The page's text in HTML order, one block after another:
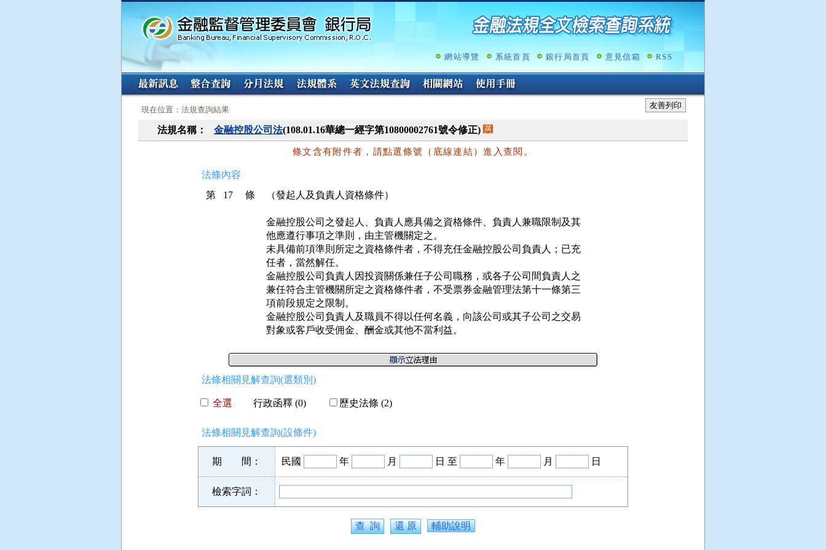
跳
容
網站導覽 系統首頁 銀行局首頁 意見信箱 RSS
:::
現在位置：法規查詢結果 友善列印
法規名稱： 金融控股公司法(108.01.16華總一經字第10800002761號令修正)
條文含有附件者，請點選條號（底線連結）進入查閱。
法條內容
第 17 條
（發起人及負責人資格條件）
金融控股公司之發起人、負責人應具備之資格條件、負責人兼職限制及其
他應遵行事項之準則，由主管機關定之。
未具備前項準則所定之資格條件者，不得充任金融控股公司負責人；已充
任者，當然解任。
金融控股公司負責人因投資關係兼任子公司職務，或各子公司間負責人之
兼任符合主管機關所定之資格條件者，不受票券金融管理法第十一條第三
項前段規定之限制。
金融控股公司負責人及職員不得以任何名義，向該公司或其子公司之交易
對象或客戶收受佣金、酬金或其他不當利益。
法條相關見解查詢(選類別)
全選 行政函釋 (0) 歷史法條 (2)
法條相關見解查詢(設條件)
期 間： 民國 年 月 日 至 年 月 日
檢索字詞：
輔助說明